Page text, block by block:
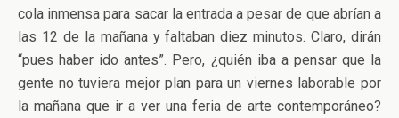
cola inmensa para sacar la entrada a pesar de que abrían a
las 12 de la mañana y faltaban diez minutos. Claro, dirán
“pues haber ido antes”. Pero, ¿quién iba a pensar que la
gente no tuviera mejor plan para un viernes laborable por
la mañana que ir a ver una feria de arte contemporáneo?